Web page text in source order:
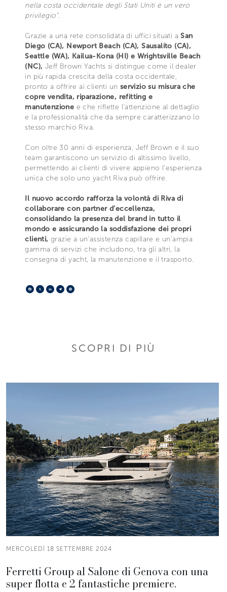
nella costa occidentale degli Stati Uniti è un vero
privilegio”.
Grazie a una rete consolidata di uffici situati aSan
Diego (CA), Newport Beach (CA), Sausalito (CA),
Seattle (WA), Kailua-Kona (HI) e Wrightsville Beach
(NC), Jeff Brown Yachts si distingue come il dealer
in più rapida crescita della costa occidentale,
pronto a offrire ai clienti un servizio su misura che
copre vendita, riparazione, refitting e
manutenzione e che riflette l'attenzione al dettaglio
e la professionalità che da sempre caratterizzano lo
stesso marchio Riva.
Con oltre 30 anni di esperienza, Jeff Brown e il suo
team garantiscono un servizio di altissimo livello,
permettendo ai clienti di vivere appieno l’esperienza
unica che solo uno yacht Riva può offrire.
Il nuovo accordo rafforza la volontà di Riva di
collaborare con partner d’eccellenza,
consolidando la presenza del brand in tutto il
mondo e assicurando la soddisfazione dei propri
clienti, grazie a un’assistenza capillare e un’ampia
gamma di servizi che includono, tra gli altri, la
consegna di yacht, la manutenzione e il trasporto.
Facebook
X LinkedIn
Telegram
SCOPRI DI PIÙ
MERCOLEDÌ 18 SETTEMBRE 2024
Ferretti Group al Salone di Genova con una
super flotta e 2 fantastiche premiere.